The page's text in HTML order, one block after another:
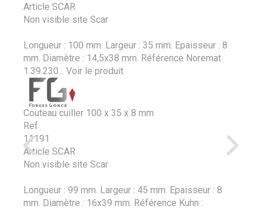
Article SCAR
Non visible site Scar
Longueur : 100 mm. Largeur : 35 mm. Epaisseur : 8
mm. Diamètre : 14,5x38 mm. Référence Noremat
1.39.230...
Voir le produit
Couteau cuiller 100 x 35 x 8 mm
Ref
11191
Article SCAR
Non visible site Scar
Longueur : 99 mm. Largeur : 45 mm. Epaisseur : 8
mm. Diamètre : 16x39 mm. Référence Kuhn :